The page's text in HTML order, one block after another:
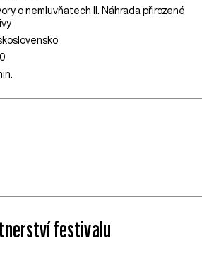
o nemluvňatech II. Náhrada přirozené
festivalu